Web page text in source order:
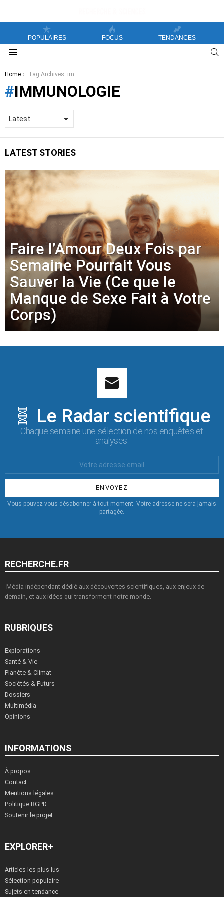
POPULAIRES FOCUS TENDANCES
You are here:
Home Tag Archives: immunologie
IMMUNOLOGIE
LATEST STORIES
Faire l’Amour Deux Fois par
Semaine Pourrait Vous
Sauver la Vie (Ce que le
Manque de Sexe Fait à Votre
Corps)
🧬 Le Radar scientifique
Chaque semaine une sélection de nos enquêtes et
analyses.
:
Vous pouvez vous désabonner à tout moment. Votre adresse ne sera jamais
partagée.
RECHERCHE.FR
Média indépendant dédié aux découvertes scientifiques, aux enjeux de
demain, et aux idées qui transforment notre monde.
RUBRIQUES
Explorations
Santé & Vie
Planète & Climat
Sociétés & Futurs
Dossiers
Multimédia
Opinions
INFORMATIONS
À propos
Contact
Mentions légales
Politique RGPD
Soutenir le projet
EXPLORER+
Articles les plus lus
Sélection populaire
Sujets en tendance